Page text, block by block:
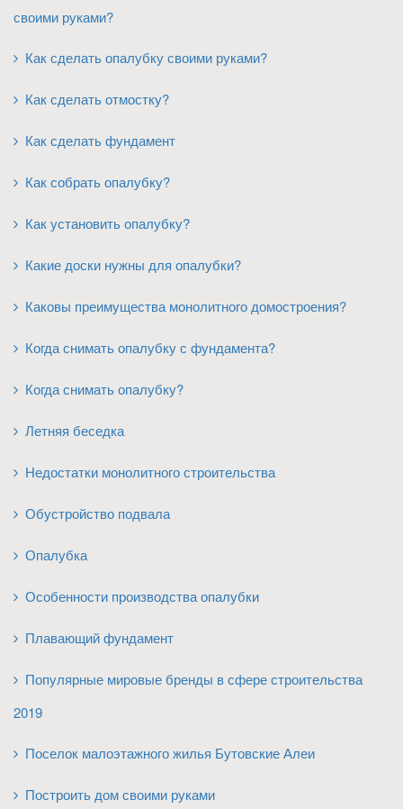
своими руками?
Как сделать опалубку своими руками?
Как сделать отмостку?
Как сделать фундамент
Как собрать опалубку?
Как установить опалубку?
Какие доски нужны для опалубки?
Каковы преимущества монолитного домостроения?
Когда снимать опалубку с фундамента?
Когда снимать опалубку?
Летняя беседка
Недостатки монолитного строительства
Обустройство подвала
Опалубка
Особенности производства опалубки
Плавающий фундамент
Популярные мировые бренды в сфере строительства
2019
Поселок малоэтажного жилья Бутовские Алеи
Построить дом своими руками